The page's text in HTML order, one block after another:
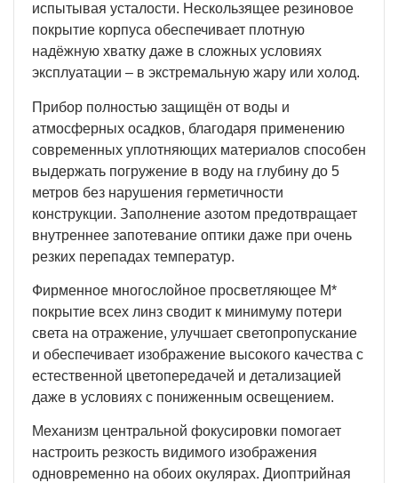
испытывая усталости. Нескользящее резиновое
покрытие корпуса обеспечивает плотную
надёжную хватку даже в сложных условиях
эксплуатации – в экстремальную жару или холод.
Прибор полностью защищён от воды и
атмосферных осадков, благодаря применению
современных уплотняющих материалов способен
выдержать погружение в воду на глубину до 5
метров без нарушения герметичности
конструкции. Заполнение азотом предотвращает
внутреннее запотевание оптики даже при очень
резких перепадах температур.
Фирменное многослойное просветляющее M*
покрытие всех линз сводит к минимуму потери
света на отражение, улучшает светопропускание
и обеспечивает изображение высокого качества с
естественной цветопередачей и детализацией
даже в условиях с пониженным освещением.
Механизм центральной фокусировки помогает
настроить резкость видимого изображения
одновременно на обоих окулярах. Диоптрийная